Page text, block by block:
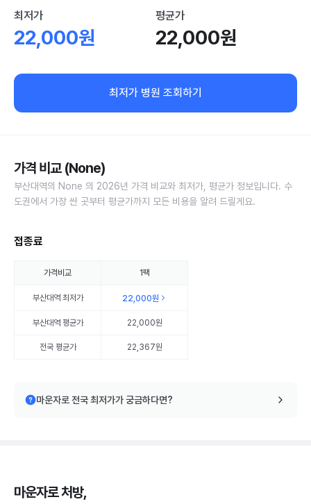
최저가
22,000원
평균가
22,000원
최저가 병원 조회하기
가격 비교 (None)
부산대역의 None 의 2026년 가격 비교와 최저가, 평균가 정보입니다. 수
도권에서 가장 싼 곳부터 평균가까지 모든 비용을 알려 드릴게요.
접종료
가격비교 1팩
부산대역최저가 22,000원
부산대역평균가 22,000원
전국 평균가 22,367원
마운자로 전국 최저가가 궁금하다면?
마운자로 처방,